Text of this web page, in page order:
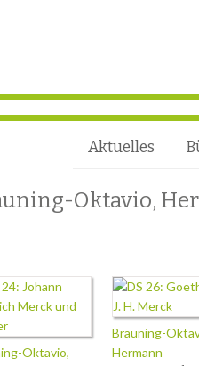
Aktuelles
Oktavio,
Oktavio,
Bräuning-
Hermann